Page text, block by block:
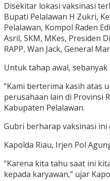
Disekitar lokasi vaksinasi
Bupati Pelalawan H Zukri,
Pelalawan, Kompol Raden
Asril, SKM, MKes, Presiden
RAPP, Wan Jack, General
Untuk tahap awal,
“Kami berterima kasih atas
perusahaan lain di Provinsi
Kabupaten Pelalawan.
Gubri berharap vaksinasi
Kapolda Riau, Irjen Pol
“Karena kita tahu saat ini
kepada karyawan,” ujar